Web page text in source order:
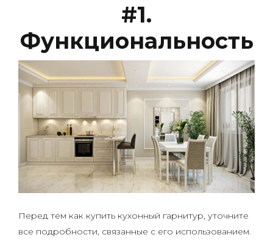
#1.
Функциональность
Перед тем как купить кухонный гарнитур, уточните
все подробности, связанные с его использованием.